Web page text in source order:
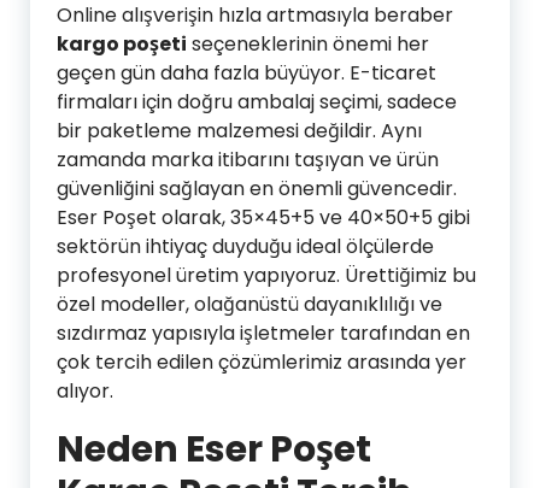
Online alışverişin hızla artmasıyla beraber
kargo poşeti seçeneklerinin önemi her
geçen gün daha fazla büyüyor. E-ticaret
firmaları için doğru ambalaj seçimi, sadece
bir paketleme malzemesi değildir. Aynı
zamanda marka itibarını taşıyan ve ürün
güvenliğini sağlayan en önemli güvencedir.
Eser Poşet olarak, 35×45+5 ve 40×50+5 gibi
sektörün ihtiyaç duyduğu ideal ölçülerde
profesyonel üretim yapıyoruz. Ürettiğimiz bu
özel modeller, olağanüstü dayanıklılığı ve
sızdırmaz yapısıyla işletmeler tarafından en
çok tercih edilen çözümlerimiz arasında yer
alıyor.
Neden Eser Poşet